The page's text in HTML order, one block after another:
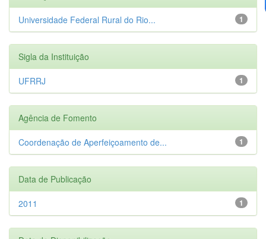
1
Universidade Federal Rural do Rio...
Sigla da Instituição
1
UFRRJ
Agência de Fomento
1
Coordenação de Aperfeiçoamento de...
Data de Publicação
1
2011